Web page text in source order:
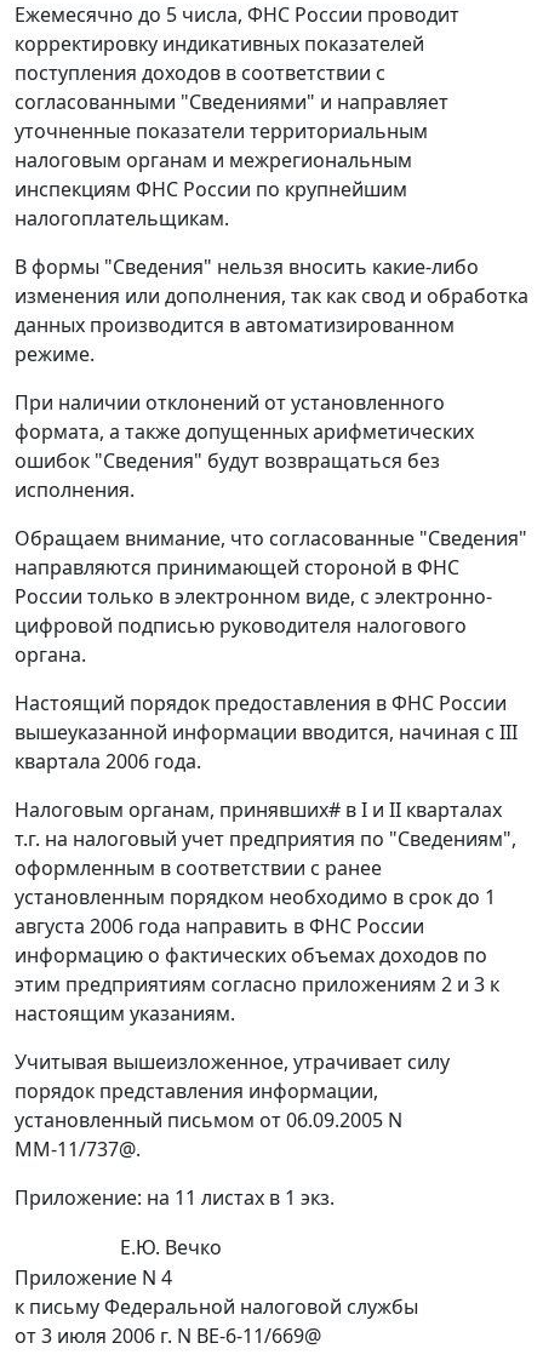
Ежемесячно до 5 числа, ФНС России проводит
корректировку индикативных показателей
поступления доходов в соответствии с
согласованными "Сведениями" и направляет
уточненные показатели территориальным
налоговым органам и межрегиональным
инспекциям ФНС России по крупнейшим
налогоплательщикам.
В формы "Сведения" нельзя вносить какие-либо
изменения или дополнения, так как свод и обработка
данных производится в автоматизированном
режиме.
При наличии отклонений от установленного
формата, а также допущенных арифметических
ошибок "Сведения" будут возвращаться без
исполнения.
Обращаем внимание, что согласованные "Сведения"
направляются принимающей стороной в ФНС
России только в электронном виде, с электронно-
цифровой подписью руководителя налогового
органа.
Настоящий порядок предоставления в ФНС России
вышеуказанной информации вводится, начиная с III
квартала 2006 года.
Налоговым органам, принявших# в I и II кварталах
т.г. на налоговый учет предприятия по "Сведениям",
оформленным в соответствии с ранее
установленным порядком необходимо в срок до 1
августа 2006 года направить в ФНС России
информацию о фактических объемах доходов по
этим предприятиям согласно приложениям 2 и 3 к
настоящим указаниям.
Учитывая вышеизложенное, утрачивает силу
порядок представления информации,
установленный письмом от 06.09.2005 N
ММ-11/737@.
Приложение: на 11 листах в 1 экз.
Е.Ю. Вечко
Приложение N 4
к письму Федеральной налоговой службы
от 3 июля 2006 г. N ВЕ-6-11/669@